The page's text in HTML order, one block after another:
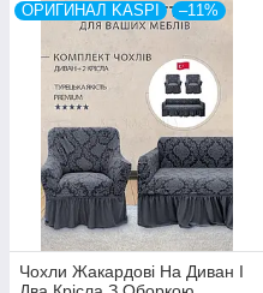
ОРИГИНАЛ KASPI –11%
Чохли Жакардові На Диван І